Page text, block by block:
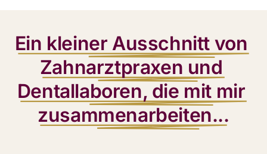
Ein kleiner Ausschnitt
Zahnarztpraxen
Dentallaboren, die mit
zusammenarbeiten...